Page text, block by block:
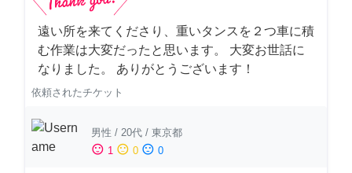
遠い所を来てくださり、重いタンスを２つ車に積
む作業は大変だったと思います。 大変お世話に
なりました。 ありがとうございます！
依頼されたチケット
男性 / 20代 / 東京都
sentiment_satisfied 1 sentiment_neutral 0 sentiment_dissatisfied 0